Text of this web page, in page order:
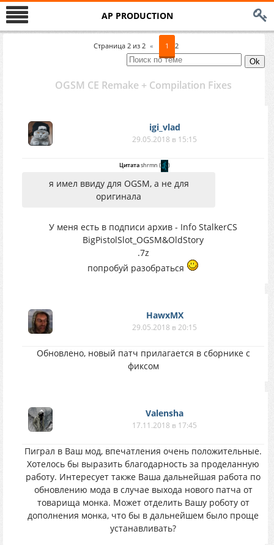
AP PRODUCTION
Страница 2 из 2 « 1 2
OGSM CE Remake + Compilation Fixes
igi_vlad
29.05.2018 в 15:15
Цитатаshrmn ( )
я имел ввиду для OGSM, а не для
оригинала
У меня есть в подписи архив - Info StalkerCS
BigPistolSlot_OGSM&OldStory
.7z
попробуй разобраться
HawxMX
29.05.2018 в 20:15
Обновлено, новый патч прилагается в сборнике с
фиксом
Valensha
17.11.2018 в 17:45
Пиграл в Ваш мод, впечатления очень положительные.
Хотелось бы выразить благодарность за проделанную
работу. Интересует также Ваша дальнейшая работа по
обновлению мода в случае выхода нового патча от
товарища монка. Может отделить Вашу роботу от
дополнения монка, что бы в дальнейшем было проще
устанавливать?